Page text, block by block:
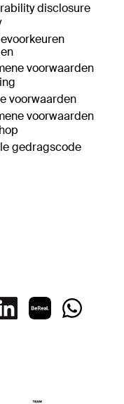
disclosure
voorwaarden
voorwaarden
voorwaarden
gedragscode